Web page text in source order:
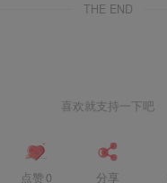
THE END
喜欢就支持一下吧
点赞 0 分享